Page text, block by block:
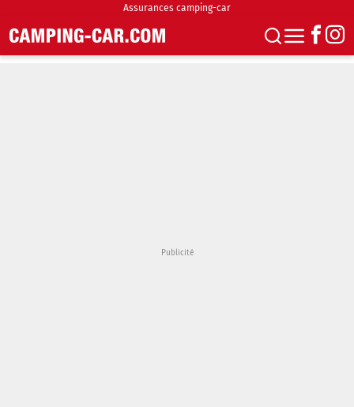
Assurances camping-car